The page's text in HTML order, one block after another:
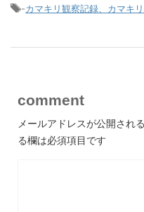
-カマキリ観察記録、カマキ
comment
メールアドレスが公開され
る欄は必須項目です